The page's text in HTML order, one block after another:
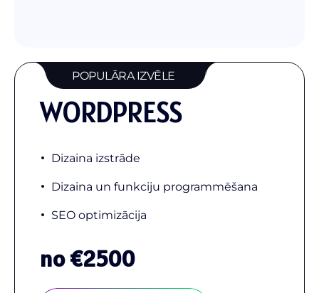
POPULĀRA IZVĒLE
WORDPRESS
Dizaina izstrāde
Dizaina un funkciju programmēšana
SEO optimizācija
no €2500